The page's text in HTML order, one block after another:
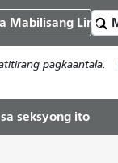
Mabilisang Link
pagkaantala.
seksyong ito